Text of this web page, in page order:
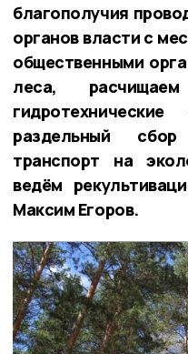
благополучия
органов власти с
общественными
леса,
раздельный
транспорт на
ведём
Максим Егоров.